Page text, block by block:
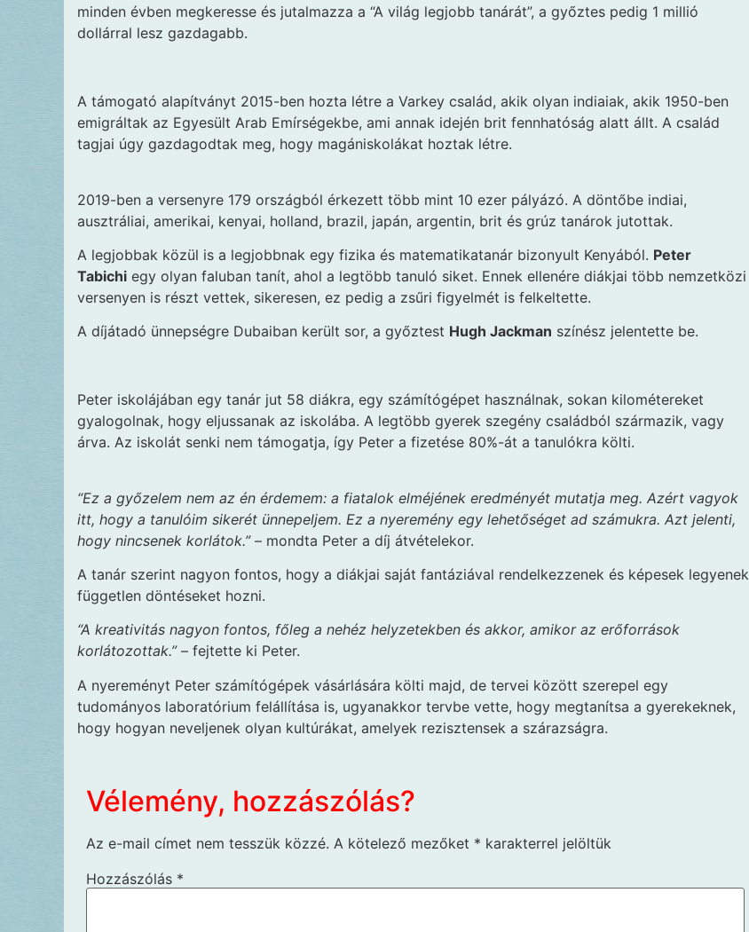
minden évben megkeresse és jutalmazza a “A világ legjobb tanárát”, a győztes pedig 1 millió
dollárral lesz gazdagabb.
A támogató alapítványt 2015-ben hozta létre a Varkey család, akik olyan indiaiak, akik 1950-ben
emigráltak az Egyesült Arab Emírségekbe, ami annak idején brit fennhatóság alatt állt. A család
tagjai úgy gazdagodtak meg, hogy magániskolákat hoztak létre.
2019-ben a versenyre 179 országból érkezett több mint 10 ezer pályázó. A döntőbe indiai,
ausztráliai, amerikai, kenyai, holland, brazil, japán, argentin, brit és grúz tanárok jutottak.
A legjobbak közül is a legjobbnak egy fizika és matematikatanár bizonyult Kenyából. Peter
Tabichi egy olyan faluban tanít, ahol a legtöbb tanuló siket. Ennek ellenére diákjai több nemzetközi
versenyen is részt vettek, sikeresen, ez pedig a zsűri figyelmét is felkeltette.
A díjátadó ünnepségre Dubaiban került sor, a győztest Hugh Jackman színész jelentette be.
Peter iskolájában egy tanár jut 58 diákra, egy számítógépet használnak, sokan kilométereket
gyalogolnak, hogy eljussanak az iskolába. A legtöbb gyerek szegény családból származik, vagy
árva. Az iskolát senki nem támogatja, így Peter a fizetése 80%-át a tanulókra költi.
“Ez a győzelem nem az én érdemem: a fiatalok elméjének eredményét mutatja meg. Azért vagyok
itt, hogy a tanulóim sikerét ünnepeljem. Ez a nyeremény egy lehetőséget ad számukra. Azt jelenti,
hogy nincsenek korlátok.”– mondta Peter a díj átvételekor.
A tanár szerint nagyon fontos, hogy a diákjai saját fantáziával rendelkezzenek és képesek legyenek
független döntéseket hozni.
“A kreativitás nagyon fontos, főleg a nehéz helyzetekben és akkor, amikor az erőforrások
korlátozottak.”– fejtette ki Peter.
A nyereményt Peter számítógépek vásárlására költi majd, de tervei között szerepel egy
tudományos laboratórium felállítása is, ugyanakkor tervbe vette, hogy megtanítsa a gyerekeknek,
hogy hogyan neveljenek olyan kultúrákat, amelyek rezisztensek a szárazságra.
Vélemény, hozzászólás?
Az e-mail címet nem tesszük közzé. A kötelező mezőket * karakterrel jelöltük
Hozzászólás *